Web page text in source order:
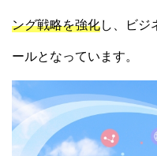
ング戦略を強化し、ビジ
ールとなっています。